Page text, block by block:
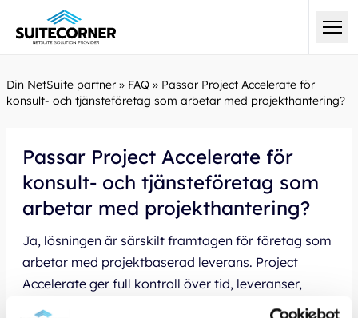
Din NetSuite partner » FAQ » Passar Project Accelerate för
konsult- och tjänsteföretag som arbetar med projekthantering?
Passar Project Accelerate för
konsult- och tjänsteföretag som
arbetar med projekthantering?
Ja, lösningen är särskilt framtagen för företag som
arbetar med projektbaserad leverans. Project
Accelerate ger full kontroll över tid, leveranser,
projektlönsamhet och andra centrala processer